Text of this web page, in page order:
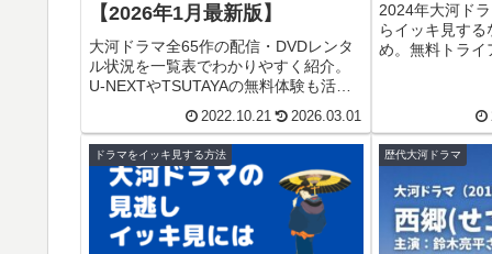
【2026年1月最新版】
大河ドラマ全65作の配信・DVDレンタ
ル状況を一覧表でわかりやすく紹介。
U-NEXTやTSUTAYAの無料体験も活用
2022.10.21 2026.03.01
2024年大河ド
らイッキ見す
め。無料トライ
ドラマをイッキ見する方法 歴代大河ドラマ